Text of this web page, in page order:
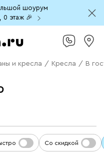
шоурум
0 этаж 🎉
и кресла / Кресла / В
Со скидкой